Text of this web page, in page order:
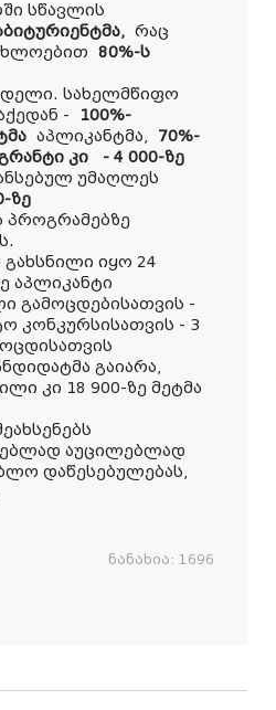
სწავლის
რაც
80%-ს
სახელმწიფო
- 100%-
აპლიკანტმა, 70%-
გრანტი კი - 4 000-ზე
უმაღლეს
ზე
პროგრამებზე
იყო 24
აპლიკანტი
გამოცდებისათვის -
კონკურსისათვის - 3
გაიარა,
კი 18 900-ზე მეტმა
აუცილებლად
დაწესებულებას,
ნანახია: 1696